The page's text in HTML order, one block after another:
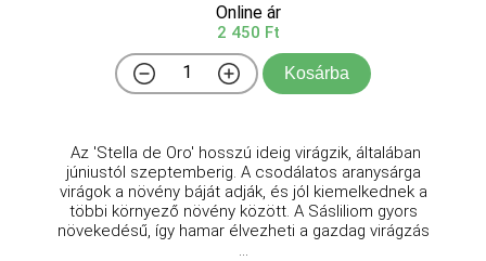
Online ár
2 450 Ft
Kosárba
Az 'Stella de Oro' hosszú ideig virágzik, általában
júniustól szeptemberig. A csodálatos aranysárga
virágok a növény báját adják, és jól kiemelkednek a
többi környező növény között. A Sásliliom gyors
növekedésű, így hamar élvezheti a gazdag virágzás
...